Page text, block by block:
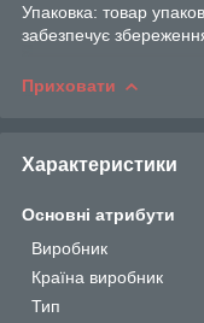
Упаковка: товар
забезпечує
Приховати
Характеристики
Основні атрибути
Виробник
Країна виробник
Тип